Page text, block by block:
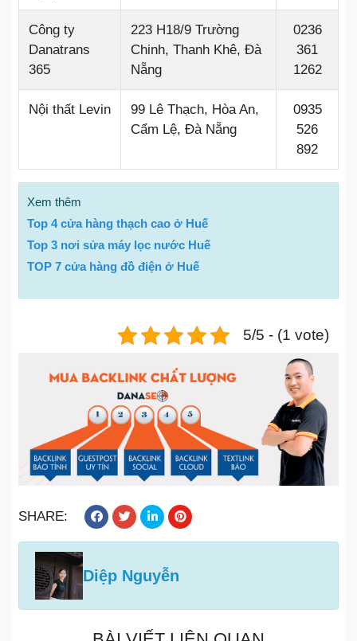
Công ty
Danatrans
365
223 H18/9 Trường
Chinh, Thanh Khê, Đà
Nẵng
0236
361
1262
Nội thất Levin
99 Lê Thạch, Hòa An,
Cẩm Lệ, Đà Nẵng
0935
526
892
Xem thêm
Top 4 cửa hàng thạch cao ở Huế
Top 3 nơi sửa máy lọc nước Huế
TOP 7 cửa hàng đồ điện ở Huế
5/5 - (1 vote)
SHARE:
Diệp Nguyễn